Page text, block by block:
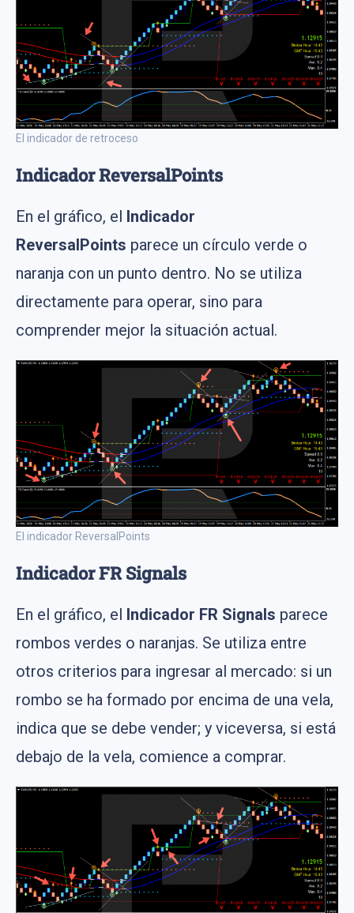
El indicador de retroceso
Indicador ReversalPoints
En el gráfico, el Indicador
ReversalPoints parece un círculo verde o
naranja con un punto dentro. No se utiliza
directamente para operar, sino para
comprender mejor la situación actual.
El indicador ReversalPoints
Indicador FR Signals
En el gráfico, el Indicador FR Signals parece
rombos verdes o naranjas. Se utiliza entre
otros criterios para ingresar al mercado: si un
rombo se ha formado por encima de una vela,
indica que se debe vender; y viceversa, si está
debajo de la vela, comience a comprar.